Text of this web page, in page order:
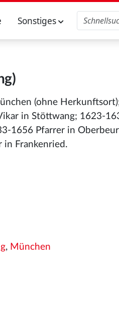
Sonstiges
(ohne
in Stöttwang; 1623-
1656 Pfarrer in
Frankenried.
, München